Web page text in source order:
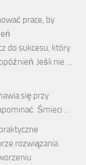
prace, by
do sukcesu, który
Jeśli nie …
się przy
Śmieci …
rozwiązania